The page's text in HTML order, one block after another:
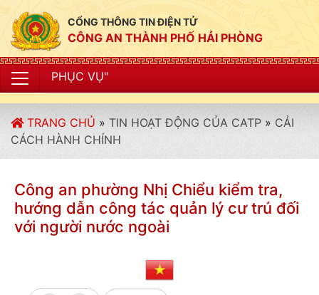
CỔNG THÔNG TIN ĐIỆN TỬ
CÔNG AN THÀNH PHỐ HẢI PHÒNG
TRANG CHỦ » TIN HOẠT ĐỘNG CỦA CATP » CẢI
CÁCH HÀNH CHÍNH
Công an phường Nhị Chiểu kiểm tra,
hướng dẫn công tác quản lý cư trú đối
với người nước ngoài